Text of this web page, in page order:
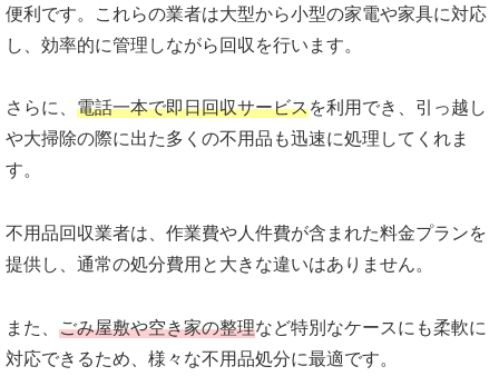
便利です。これらの業者は大型から小型の家電や家具に対応
し、効率的に管理しながら回収を行います。
さらに、 電話一本で即日回収サービスを利用でき、引っ越し
や大掃除の際に出た多くの不用品も迅速に処理してくれま
す。
不用品回収業者は、作業費や人件費が含まれた料金プランを
提供し、通常の処分費用と大きな違いはありません。
また、 ごみ屋敷や空き家の整理など特別なケースにも柔軟に
対応できるため、様々な不用品処分に最適です。